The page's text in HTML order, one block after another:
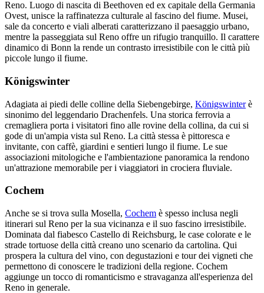
Reno. Luogo di nascita di Beethoven ed ex capitale della Germania
Ovest, unisce la raffinatezza culturale al fascino del fiume. Musei,
sale da concerto e viali alberati caratterizzano il paesaggio urbano,
mentre la passeggiata sul Reno offre un rifugio tranquillo. Il carattere
dinamico di Bonn la rende un contrasto irresistibile con le città più
piccole lungo il fiume.
Königswinter
Adagiata ai piedi delle colline della Siebengebirge, Königswinterè
sinonimo del leggendario Drachenfels. Una storica ferrovia a
cremagliera porta i visitatori fino alle rovine della collina, da cui si
gode di un'ampia vista sul Reno. La città stessa è pittoresca e
invitante, con caffè, giardini e sentieri lungo il fiume. Le sue
associazioni mitologiche e l'ambientazione panoramica la rendono
un'attrazione memorabile per i viaggiatori in crociera fluviale.
Cochem
Anche se si trova sulla Mosella, Cochem è spesso inclusa negli
itinerari sul Reno per la sua vicinanza e il suo fascino irresistibile.
Dominata dal fiabesco Castello di Reichsburg, le case colorate e le
strade tortuose della città creano uno scenario da cartolina. Qui
prospera la cultura del vino, con degustazioni e tour dei vigneti che
permettono di conoscere le tradizioni della regione. Cochem
aggiunge un tocco di romanticismo e stravaganza all'esperienza del
Reno in generale.